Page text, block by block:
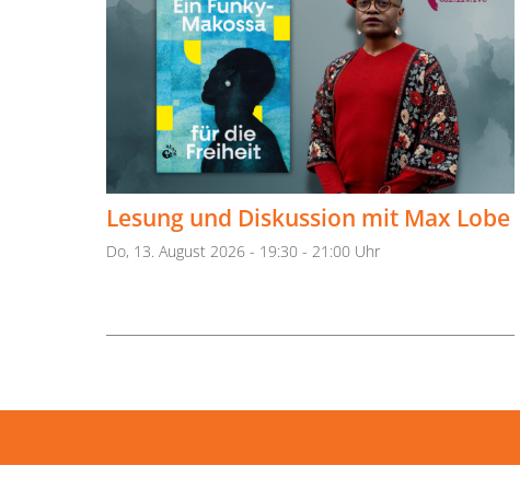
Lesung und Diskussion mit Max Lobe
Do, 13. August 2026 - 19:30 - 21:00 Uhr